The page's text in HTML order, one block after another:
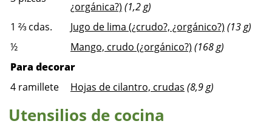
¿orgánica?) (1,2 g)
1 ⅔ cdas. Jugo de lima (¿crudo?, ¿orgánico?) (13 g)
½
Mango, crudo (¿orgánico?) (168 g)
Para decorar
4 ramillete Hojas de cilantro, crudas (8,9 g)
Utensilios de cocina